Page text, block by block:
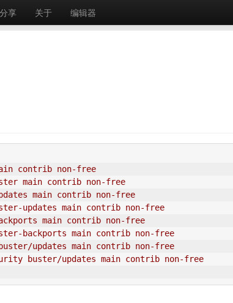
分享 关于 编辑器
contrib non-free
main contrib non-free
main contrib non-free
updates main contrib non-free
main contrib non-free
backports main contrib non-free
updates main contrib non-free
buster/updates main contrib non-free